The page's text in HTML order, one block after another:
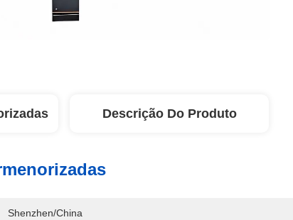
Descrição Do Produto
Shenzhen/China